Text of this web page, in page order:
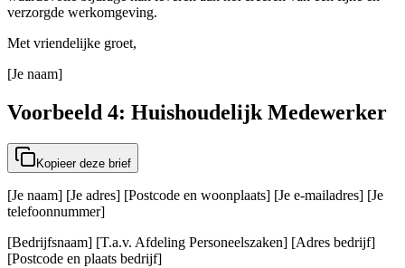
verzorgde werkomgeving.
Met vriendelijke groet,
[Je naam]
Voorbeeld 4: Huishoudelijk Medewerker
Kopieer deze brief
[Je naam] [Je adres] [Postcode en woonplaats] [Je e-mailadres] [Je
telefoonnummer]
[Bedrijfsnaam] [T.a.v. Afdeling Personeelszaken] [Adres bedrijf]
[Postcode en plaats bedrijf]